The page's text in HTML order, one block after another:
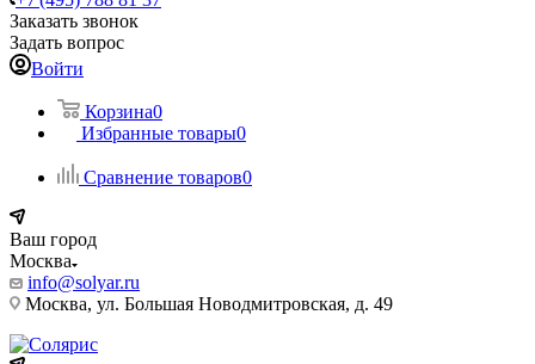
Заказать звонок
Задать вопрос
Войти
Корзина0
Избранные товары0
Сравнение товаров0
Ваш город
Москва
info@solyar.ru
Москва, ул. Большая Новодмитровская, д. 49